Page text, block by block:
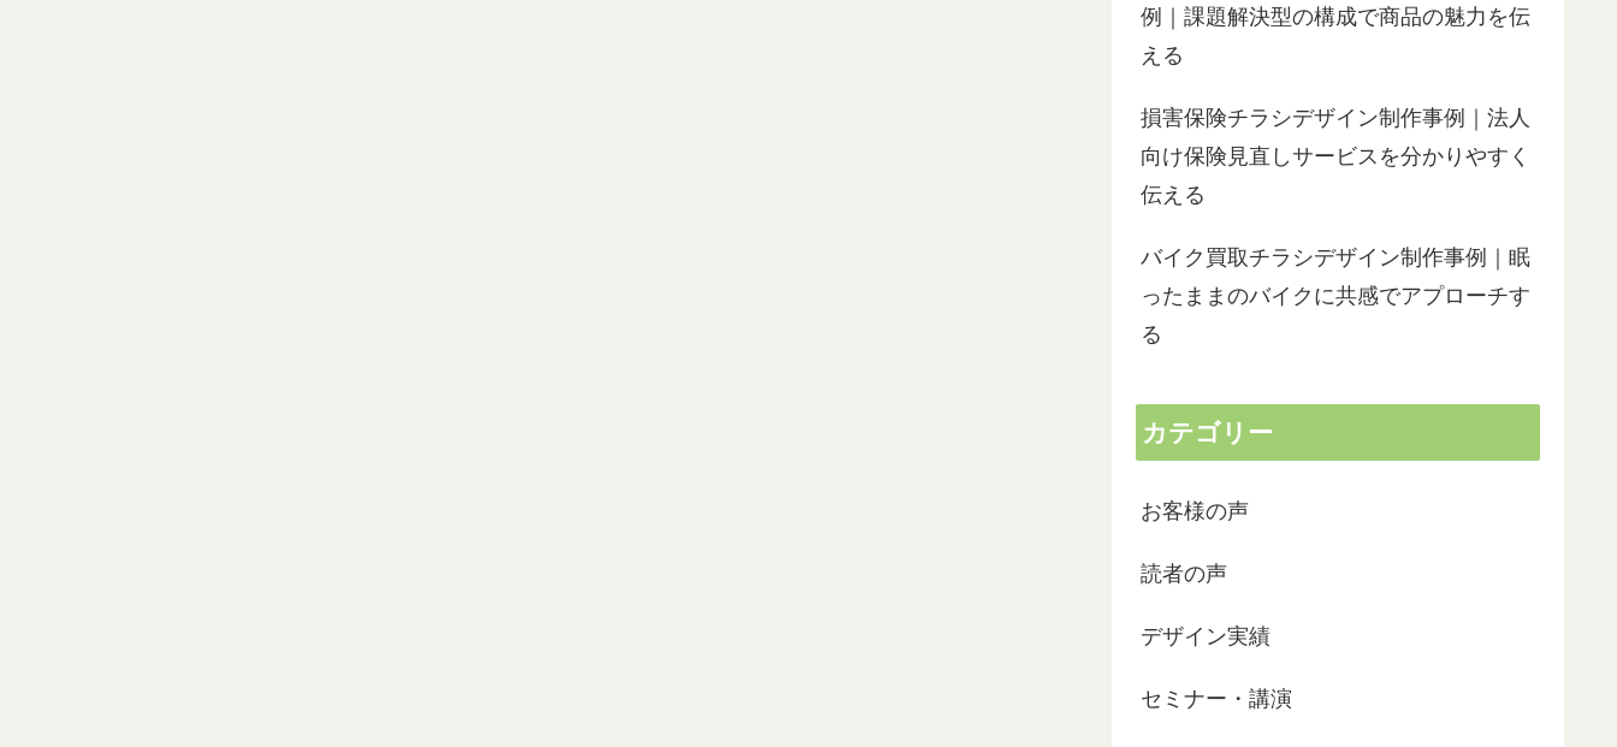
例｜課題解決型の構成で商品の魅力を伝
える
損害保険チラシデザイン制作事例｜法人
向け保険見直しサービスを分かりやすく
伝える
バイク買取チラシデザイン制作事例｜眠
ったままのバイクに共感でアプローチす
る
カテゴリー
お客様の声
読者の声
デザイン実績
セミナー・講演